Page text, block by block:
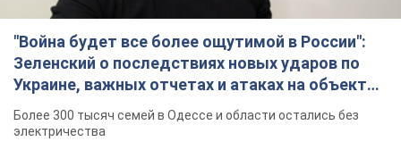
"Война будет все более ощутимой в России":
Зеленский о последствиях новых ударов по
Украине, важных отчетах и атаках на объекты
противника. Видео
Более 300 тысяч семей в Одессе и области остались без
электричества